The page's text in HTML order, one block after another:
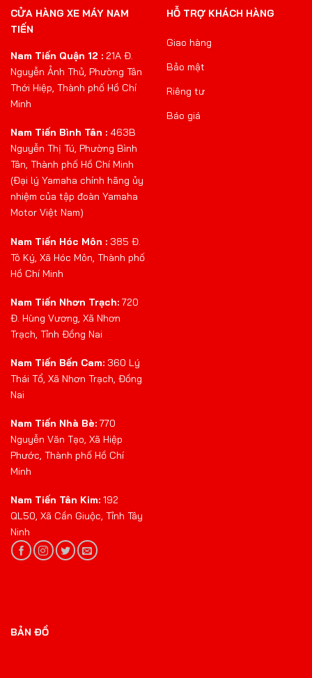
CỬA HÀNG XE MÁY NAM
TIẾN
Nam Tiến Quận 12 : 21A Đ.
Nguyễn Ảnh Thủ, Phường Tân
Thới Hiệp, Thành phố Hồ Chí
Minh
Nam Tiến Bình Tân : 463B
Nguyễn Thị Tú, Phường Bình
Tân, Thành phố Hồ Chí Minh
(Đại lý Yamaha chính hãng ủy
nhiệm của tập đoàn Yamaha
Motor Việt Nam)
Nam Tiến Hóc Môn : 385 Đ.
Tô Ký, Xã Hóc Môn, Thành phố
Hồ Chí Minh
Nam Tiến Nhơn Trạch: 720
Đ. Hùng Vương, Xã Nhơn
Trạch, Tỉnh Đồng Nai
Nam Tiến Bến Cam: 360 Lý
Thái Tổ, Xã Nhơn Trạch, Đồng
Nai
Nam Tiến Nhà Bè: 770
Nguyễn Văn Tạo, Xã Hiệp
Phước, Thành phố Hồ Chí
Minh
Nam Tiến Tân Kim: 192
QL50, Xã Cần Giuộc, Tỉnh Tây
Ninh
HỖ TRỢ KHÁCH HÀNG
Giao hàng
Bảo mật
Riêng tư
Báo giá
BẢN ĐỒ